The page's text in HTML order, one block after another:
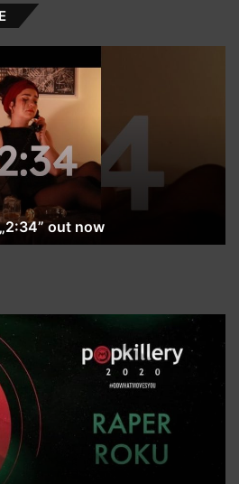
out now